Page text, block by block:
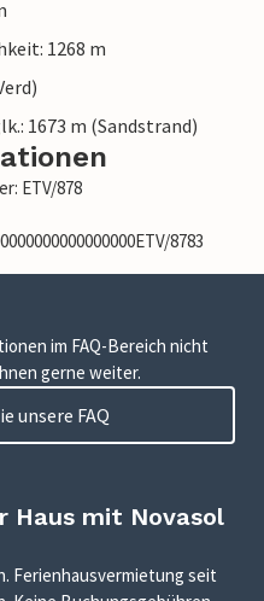
1268 m
1673 m (Sandstrand)
ETV/878
8783
im FAQ-Bereich nicht
gerne weiter.
unsere FAQ
Haus mit Novasol
Ferienhausvermietung seit